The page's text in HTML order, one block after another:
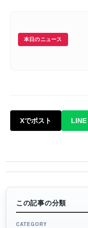
本日のニュース
Xでポスト LINE
この記事の分類
CATEGORY